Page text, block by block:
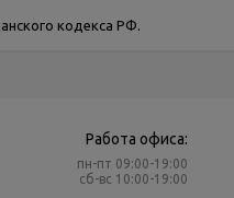
кодекса РФ.
Работа офиса:
пн-пт 09:00-19:00
сб-вс 10:00-19:00